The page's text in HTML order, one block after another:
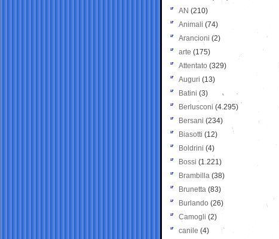
AN (210)
Animali (74)
Arancioni (2)
arte (175)
Attentato (329)
Auguri (13)
Batini (3)
Berlusconi (4.295)
Bersani (234)
Biasotti (12)
Boldrini (4)
Bossi (1.221)
Brambilla (38)
Brunetta (83)
Burlando (26)
Camogli (2)
canile (4)